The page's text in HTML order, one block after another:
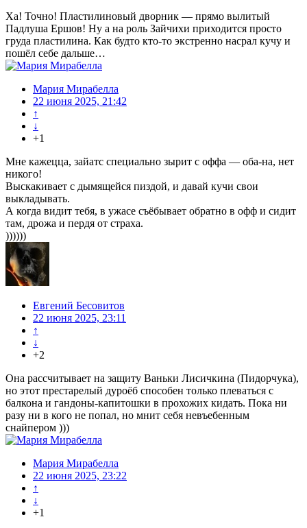
Ха! Точно! Пластилиновый дворник — прямо вылитый
Падлуша Ершов! Ну а на роль Зайчихи приходится просто
груда пластилина. Как будто кто-то экстренно насрал кучу и
пошёл себе дальше…
Мария Мирабелла
22 июня 2025, 21:42
↑
↓
+1
Мне кажецца, зайатс специально зырит с оффа — оба-на, нет
никого!
Выскакивает с дымящейся пиздой, и давай кучи свои
выкладывать.
А когда видит тебя, в ужасе съёбывает обратно в офф и сидит
там, дрожа и пердя от страха.
))))))
Евгений Бесовитов
22 июня 2025, 23:11
↑
↓
+2
Она рассчитывает на защиту Ваньки Лисичкина (Пидорчука),
но этот престарелый дуроёб способен только плеваться с
балкона и гандоны-капитошки в прохожих кидать. Пока ни
разу ни в кого не попал, но мнит себя невъебенным
снайпером )))
Мария Мирабелла
22 июня 2025, 23:22
↑
↓
+1